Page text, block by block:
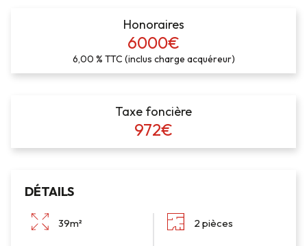
Honoraires
6000€
6,00 % TTC (inclus charge acquéreur)
Taxe foncière
972€
DÉTAILS
39m² 2 pièces